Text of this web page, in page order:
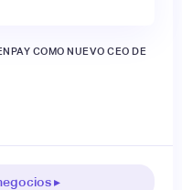
COMO NUEVO CEO DE
▸